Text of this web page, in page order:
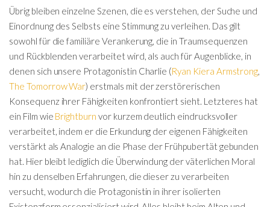
Übrig bleiben einzelne Szenen, die es verstehen, der Suche und
Einordnung des Selbsts eine Stimmung zu verleihen. Das gilt
sowohl für die familiäre Verankerung, die in Traumsequenzen
und Rückblenden verarbeitet wird, als auch für Augenblicke, in
denen sich unsere Protagonistin Charlie (Ryan Kiera Armstrong
The Tomorrow War) erstmals mit der zerstörerischen
Konsequenz ihrer Fähigkeiten konfrontiert sieht. Letzteres hat
ein Film wie Brightburn vor kurzem deutlich eindrucksvoller
verarbeitet, indem er die Erkundung der eigenen Fähigkeiten
verstärkt als Analogie an die Phase der Frühpubertät gebunden
hat. Hier bleibt lediglich die Überwindung der väterlichen Moral
hin zu denselben Erfahrungen, die dieser zu verarbeiten
versucht, wodurch die Protagonistin in ihrer isolierten